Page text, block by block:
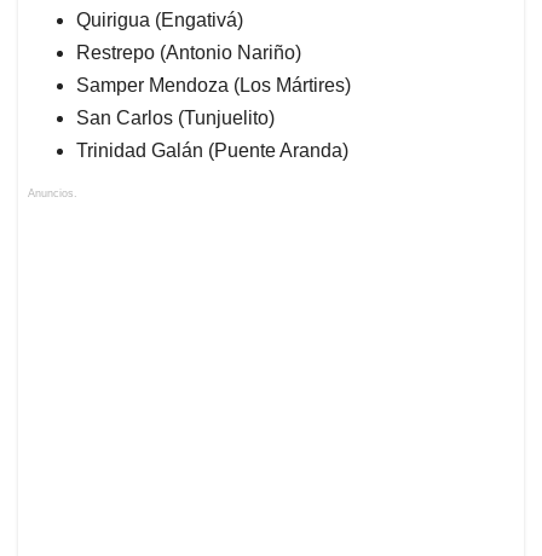
Quirigua (Engativá)
Restrepo (Antonio Nariño)
Samper Mendoza (Los Mártires)
San Carlos (Tunjuelito)
Trinidad Galán (Puente Aranda)
Anuncios.